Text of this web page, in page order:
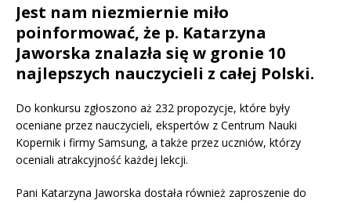
Jest nam niezmiernie miło
poinformować, że p. Katarzyna
Jaworska znalazła się w gronie 10
najlepszych nauczycieli z całej Polski.
Do konkursu zgłoszono aż 232 propozycje, które były
oceniane przez nauczycieli, ekspertów z Centrum Nauki
Kopernik i firmy Samsung, a także przez uczniów, którzy
oceniali atrakcyjność każdej lekcji.
Pani Katarzyna Jaworska dostała również zaproszenie do